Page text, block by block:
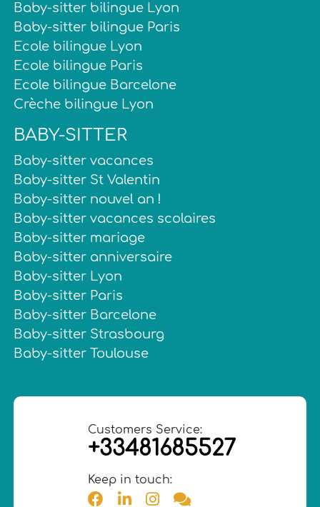
Baby-sitter bilingue Lyon
Baby-sitter bilingue Paris
Ecole bilingue Lyon
Ecole bilingue Paris
Ecole bilingue Barcelone
Crèche bilingue Lyon
BABY-SITTER
Baby-sitter vacances
Baby-sitter St Valentin
Baby-sitter nouvel an !
Baby-sitter vacances scolaires
Baby-sitter mariage
Baby-sitter anniversaire
Baby-sitter Lyon
Baby-sitter Paris
Baby-sitter Barcelone
Baby-sitter Strasbourg
Baby-sitter Toulouse
Customers Service:
+33481685527
Keep in touch: